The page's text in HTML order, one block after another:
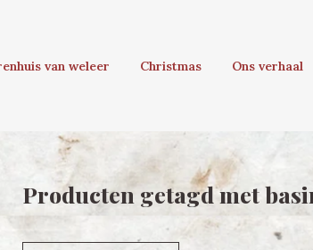
van weleer Christmas Ons verhaal
Producten getagd met